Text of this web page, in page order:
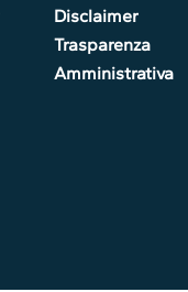
Disclaimer
Trasparenza
Amministrativa